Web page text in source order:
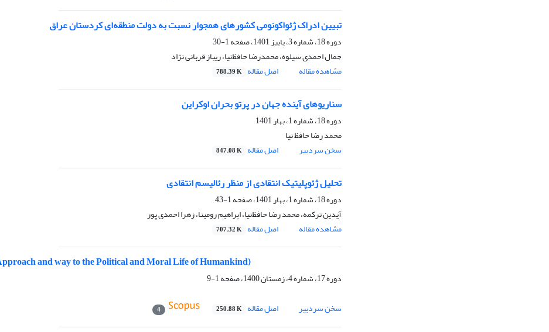
تبیین ادراک ژئواکونومی کشورهای همجوار نسبت به دولت منطقه‌ای کردستان عراق
دوره 18، شماره 3، پاییز 1401، صفحه
1-30
جمال احمدی سیلوه، محمد‌رضا حافظ‌نیا، ریباز قربانی نژاد
مشاهده مقاله
اصل مقاله 788.39 K
سناریوهای آینده جهان در پرتو بحران اوکراین
دوره 18، شماره 1، بهار 1401
محمد رضا حافظ نیا
سخن سردبیر
اصل مقاله 847.08 K
تحلیل ژئوپلیتیک انتقادی از منظر رئالیسم انتقادی
دوره 18، شماره 1، بهار 1401، صفحه
1-43
آیدین ترکمه، محمد رضا حافظ‌نیا، ابراهیم رومینا، زهرا احمدی پور
مشاهده مقاله
اصل مقاله 707.32 K
and way to the Political and Moral Life of Humankind)
دوره 17، شماره 4، زمستان 1400، صفحه
1-9
سخن سردبیر
اصل مقاله 250.88 K
4